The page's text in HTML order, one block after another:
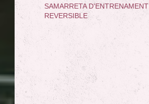
SAMARRETA D'ENTRENAMENT
REVERSIBLE